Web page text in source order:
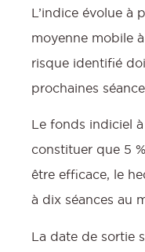
L’indice évolue à
moyenne mobile
risque identifié
prochaines
Le fonds indiciel
constituer que 5
être efficace, le
à dix séances au
La date de sortie